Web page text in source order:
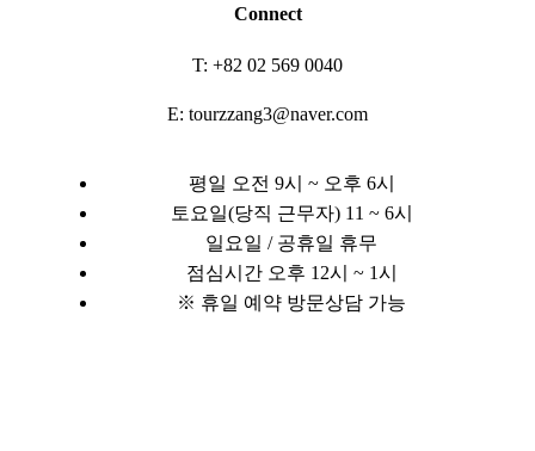
Connect
T: +82 02 569 0040
E: tourzzang3@naver.com
평일 오전 9시 ~ 오후 6시
토요일(당직 근무자) 11 ~ 6시
일요일 / 공휴일 휴무
점심시간 오후 12시 ~ 1시
※ 휴일 예약 방문상담 가능